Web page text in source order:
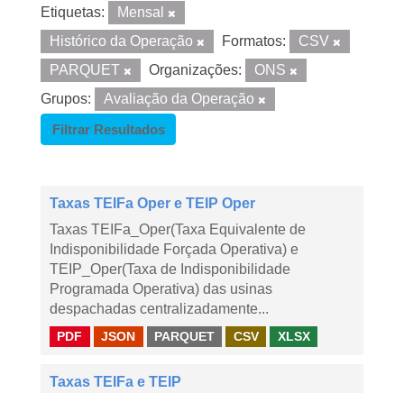
Etiquetas:
Mensal
Histórico da Operação
Formatos:
CSV
PARQUET
Organizações:
ONS
Grupos:
Avaliação da Operação
Filtrar Resultados
Taxas TEIFa Oper e TEIP Oper
Taxas TEIFa_Oper(Taxa Equivalente de
Indisponibilidade Forçada Operativa) e
TEIP_Oper(Taxa de Indisponibilidade
Programada Operativa) das usinas
despachadas centralizadamente...
PDF JSON PARQUET CSV XLSX
Taxas TEIFa e TEIP